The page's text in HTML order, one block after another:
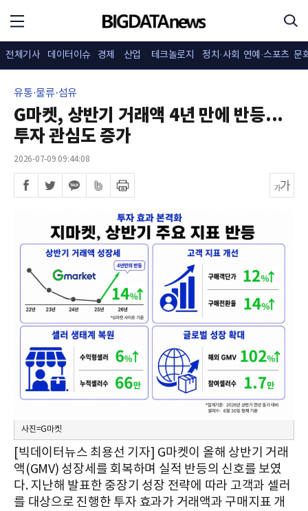
전체기사 데이터이슈 경제 산업 테크놀로지 정치·사회 연예·스포츠 문
유통·물류·섬유
G마켓, 상반기 거래액 4년 만에 반등...
투자 관심도 증가
2026-07-09 09:44:08
사진=G마켓
[빅데이터뉴스 최용선 기자] G마켓이 올해 상반기 거래
액(GMV) 성장세를 회복하며 실적 반등의 신호를 보였
다. 지난해 발표한 중장기 성장 전략에 따라 고객과 셀러
를 대상으로 진행한 투자 효과가 거래액과 구매지표 개